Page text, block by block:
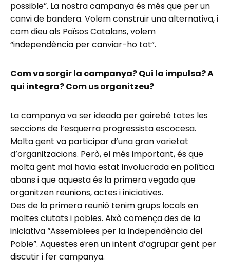
possible”. La nostra campanya és més que per un
canvi de bandera. Volem construir una alternativa, i
com dieu als Països Catalans, volem
“independència per canviar-ho tot”.
Com va sorgir la campanya? Qui la impulsa? A
qui integra? Com us organitzeu?
La campanya va ser ideada per gairebé totes les
seccions de l’esquerra progressista escocesa.
Molta gent va participar d’una gran varietat
d’organitzacions. Però, el més important, és que
molta gent mai havia estat involucrada en política
abans i que aquesta és la primera vegada que
organitzen reunions, actes i iniciatives.
Des de la primera reunió tenim grups locals en
moltes ciutats i pobles. Això comença des de la
iniciativa “Assemblees per la Independència del
Poble”. Aquestes eren un intent d’agrupar gent per
discutir i fer campanya.